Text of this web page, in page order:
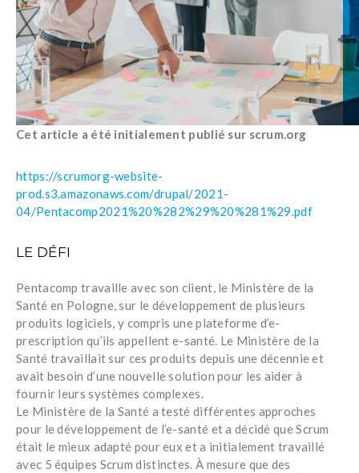
Cet article a été initialement publié sur scrum.org
https://scrumorg-website-
prod.s3.amazonaws.com/drupal/2021-
04/Pentacomp2021%20%282%29%20%281%29.pdf
LE DÉFI
Pentacomp travaille avec son client, le Ministère de la
Santé en Pologne, sur le développement de plusieurs
produits logiciels, y compris une plateforme d’e-
prescription qu’ils appellent e-santé. Le Ministère de la
Santé travaillait sur ces produits depuis une décennie et
avait besoin d’une nouvelle solution pour les aider à
fournir leurs systèmes complexes.
Le Ministère de la Santé a testé différentes approches
pour le développement de l’e-santé et a décidé que Scrum
était le mieux adapté pour eux et a initialement travaillé
avec 5 équipes Scrum distinctes. À mesure que des